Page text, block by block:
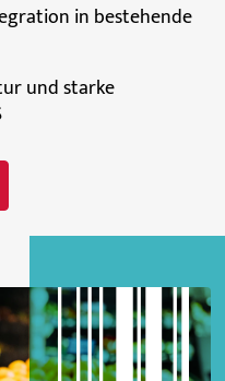
in bestehende
und starke